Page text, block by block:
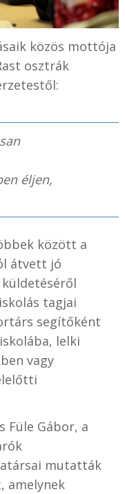
közös mottója
osztrák
éljen,
között a
átvett jó
tagjai
segítőként
lelki
vagy
Füle Gábor, a
mutatták
, amelynek